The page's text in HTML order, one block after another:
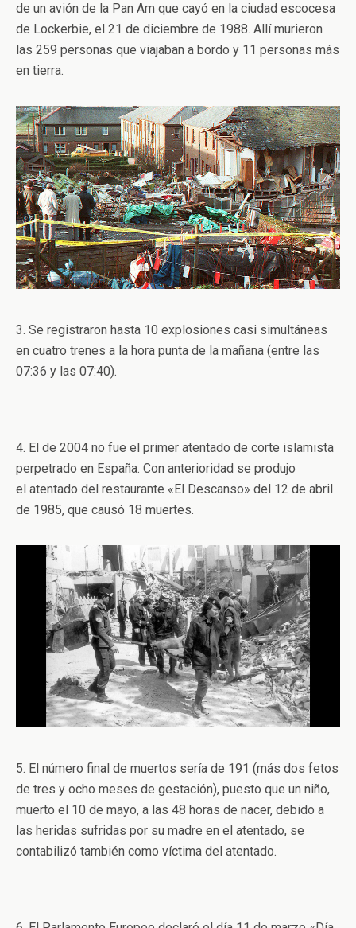
de un avión de la Pan Am que cayó en la ciudad escocesa
de Lockerbie, el 21 de diciembre de 1988. Allí murieron
las 259 personas que viajaban a bordo y 11 personas más
en tierra.
3. Se registraron hasta 10 explosiones casi simultáneas
en cuatro trenes a la hora punta de la mañana (entre las
07:36 y las 07:40).
4. El de 2004 no fue el primer atentado de corte islamista
perpetrado en España. Con anterioridad se produjo
el atentado del restaurante «El Descanso» del 12 de abril
de 1985, que causó 18 muertes.
5. El número final de muertos sería de 191 (más dos fetos
de tres y ocho meses de gestación), puesto que un niño,
muerto el 10 de mayo, a las 48 horas de nacer, debido a
las heridas sufridas por su madre en el atentado, se
contabilizó también como víctima del atentado.